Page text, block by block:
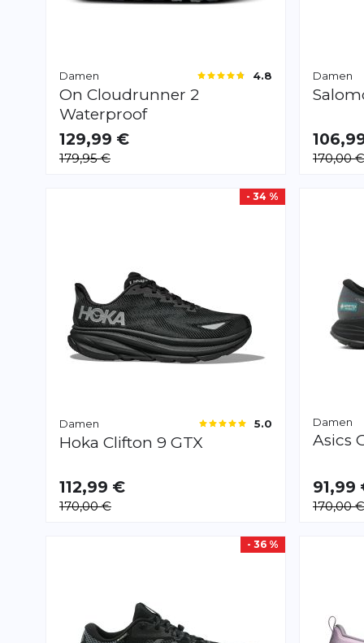
Damen 4.8
On Cloudrunner 2
Waterproof
VERFÜGBAR
40.5
129,99 €
179,95 €
Damen
42.042 2/3
170,00 €
- 34 %
Damen 5.0
Hoka Clifton 9 GTX
VERFÜGBAR
38 2/340.0
112,99 €
170,00 €
Damen
Asics
39.540.0
91,99
170,00 €
- 36 %